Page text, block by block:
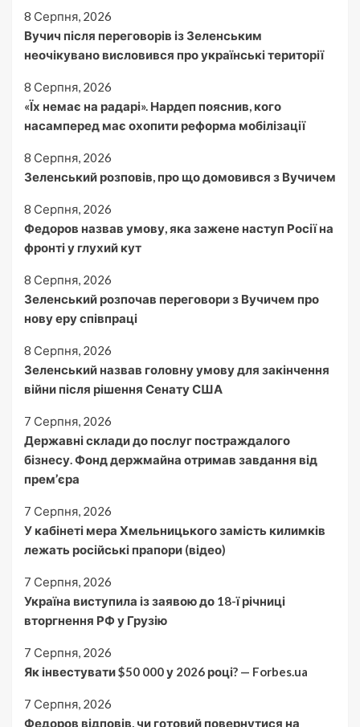
8 Серпня, 2026
Вучич після переговорів із Зеленським
неочікувано висловився про українські території
8 Серпня, 2026
«Їх немає на радарі». Нардеп пояснив, кого
насамперед має охопити реформа мобілізації
8 Серпня, 2026
Зеленський розповів, про що домовився з Вучичем
8 Серпня, 2026
Федоров назвав умову, яка зажене наступ Росії на
фронті у глухий кут
8 Серпня, 2026
Зеленський розпочав переговори з Вучичем про
нову еру співпраці
8 Серпня, 2026
Зеленський назвав головну умову для закінчення
війни після рішення Сенату США
7 Серпня, 2026
Державні склади до послуг постраждалого
бізнесу. Фонд держмайна отримав завдання від
прем’єра
7 Серпня, 2026
У кабінеті мера Хмельницького замість килимків
лежать російські прапори (відео)
7 Серпня, 2026
Україна виступила із заявою до 18-ї річниці
вторгнення РФ у Грузію
7 Серпня, 2026
Як інвестувати $50 000 у 2026 році? — Forbes.ua
7 Серпня, 2026
Федоров відповів, чи готовий повернутися на